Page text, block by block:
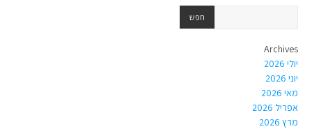
Archives
יולי 2026
יוני 2026
מאי 2026
אפריל 2026
מרץ 2026